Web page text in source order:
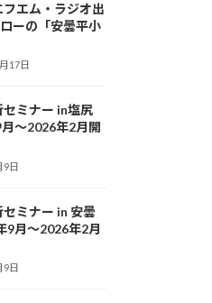
フエム・ラジオ出
ーの「安曇平小
17日
ミナー in塩尻
月～2026年2月開
9日
ミナー in 安曇
9月〜2026年2月
9日